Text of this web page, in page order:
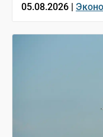
05.08.2026 |